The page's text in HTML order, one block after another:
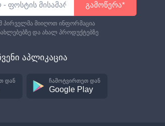
გამოწერა*
პირველმა მიიღოთ ინფორმაცია
და ახალ პროდუქტებზე
აპლიკაცია
დან ჩამოტვირთეთ დან
Google Play